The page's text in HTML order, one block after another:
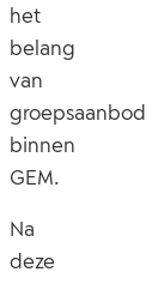
het
belang
van
groepsaanbod
binnen
GEM.
Na
deze